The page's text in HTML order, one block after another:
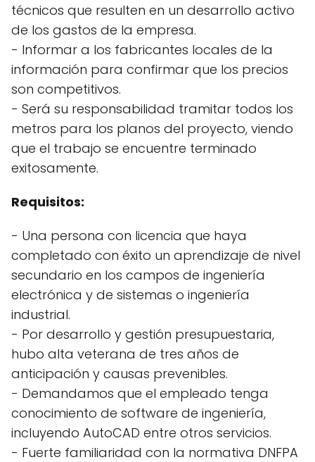
técnicos que resulten en un desarrollo activo
de los gastos de la empresa.
- Informar a los fabricantes locales de la
información para confirmar que los precios
son competitivos.
- Será su responsabilidad tramitar todos los
metros para los planos del proyecto, viendo
que el trabajo se encuentre terminado
exitosamente.
Requisitos:
- Una persona con licencia que haya
completado con éxito un aprendizaje de nivel
secundario en los campos de ingeniería
electrónica y de sistemas o ingeniería
industrial.
- Por desarrollo y gestión presupuestaria,
hubo alta veterana de tres años de
anticipación y causas prevenibles.
- Demandamos que el empleado tenga
conocimiento de software de ingeniería,
incluyendo AutoCAD entre otros servicios.
- Fuerte familiaridad con la normativa DNFPA